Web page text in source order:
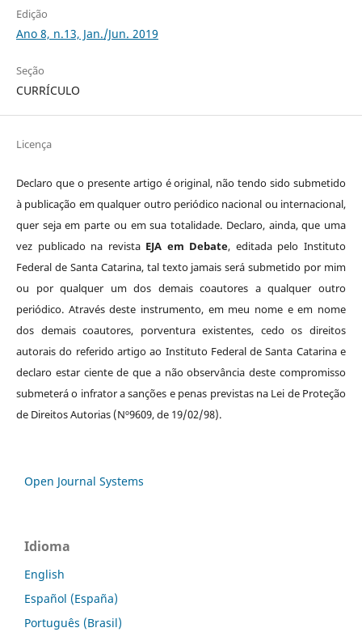
Edição
Ano 8, n.13, Jan./Jun. 2019
Seção
CURRÍCULO
Licença
Declaro que o presente artigo é original, não tendo sido submetido
à publicação em qualquer outro periódico nacional ou internacional,
quer seja em parte ou em sua totalidade. Declaro, ainda, que uma
vez publicado na revista EJA em Debate, editada pelo Instituto
Federal de Santa Catarina, tal texto jamais será submetido por mim
ou por qualquer um dos demais coautores a qualquer outro
periódico. Através deste instrumento, em meu nome e em nome
dos demais coautores, porventura existentes, cedo os direitos
autorais do referido artigo ao Instituto Federal de Santa Catarina e
declaro estar ciente de que a não observância deste compromisso
submeterá o infrator a sanções e penas previstas na Lei de Proteção
de Direitos Autorias (Nº9609, de 19/02/98).
Open Journal Systems
Idioma
English
Español (España)
Português (Brasil)